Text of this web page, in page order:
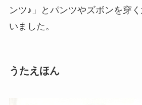
ンツ♪」とパンツやズボンを穿
いました。
うたえほん